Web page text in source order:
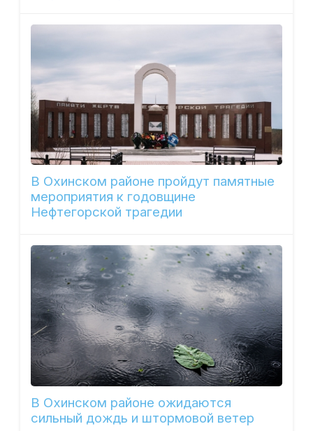
В Охинском районе пройдут памятные
мероприятия к годовщине
Нефтегорской трагедии
В Охинском районе ожидаются
сильный дождь и штормовой ветер